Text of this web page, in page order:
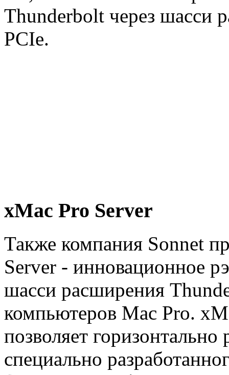
Thunderbolt через шасси
PCIe.
xMac Pro Server
Также компания Sonnet
Server - инновационное
шасси расширения
компьютеров Mac Pro.
позволяет
специально